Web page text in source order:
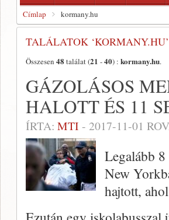
Címlap kormany.hu
TALÁLATOK ‘KORMANY.HU’
Összesen 48 találat (21 -40) : kormany.hu.
GÁZOLÁSOS
HALOTT ÉS 11
ÍRTA: MTI - 2017-11-01
Legalább
New
hajtott,